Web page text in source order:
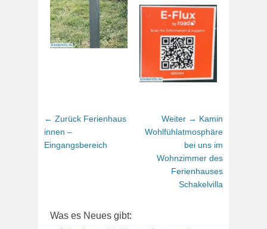
Beitragsnavigation
← Zurück Vorhergehender
Ferienhaus
innen –
Eingangsbereich
Weiter → Nächster
Beitrag:
Kamin
Wohlfühlatmosphäre
bei uns im
Wohnzimmer des
Ferienhauses
Schakelvilla
Was es Neues gibt: